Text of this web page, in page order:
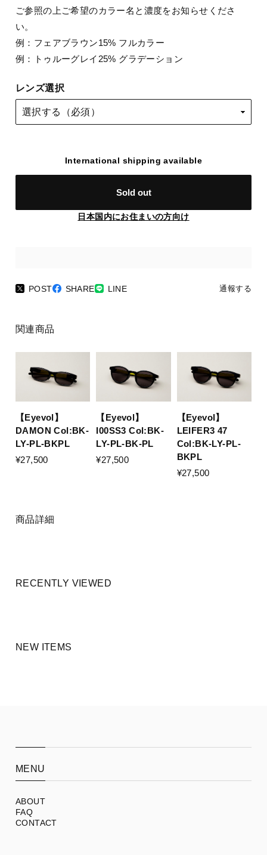
ご参照の上ご希望のカラー名と濃度をお知らせくださ
い。
例：フェアブラウン15% フルカラー
例：トゥルーグレイ25% グラデーション
レンズ選択
International shipping available
Sold out
日本国内にお住まいの方向け
POST SHARE LINE 通報する
関連商品
【Eyevol】
DAMON Col:BK-
LY-PL-BKPL
¥27,500
【Eyevol】
I00SS3 Col:BK-
LY-PL-BK-PL
¥27,500
【Eyevol】
LEIFER3 47
Col:BK-LY-PL-
BKPL
¥27,500
商品詳細
RECENTLY VIEWED
NEW ITEMS
MENU
ABOUT
FAQ
CONTACT